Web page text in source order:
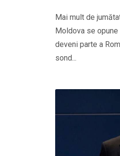
Mai mult de
Moldova se opune
deveni parte a
sond...